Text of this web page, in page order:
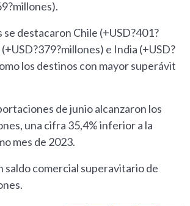
se destacaron Chile (+USD?401?
e India (+USD?
los destinos con mayor superávit
de junio alcanzaron los
una cifra 35,4% inferior a la
mes de 2023.
saldo comercial superavitario de